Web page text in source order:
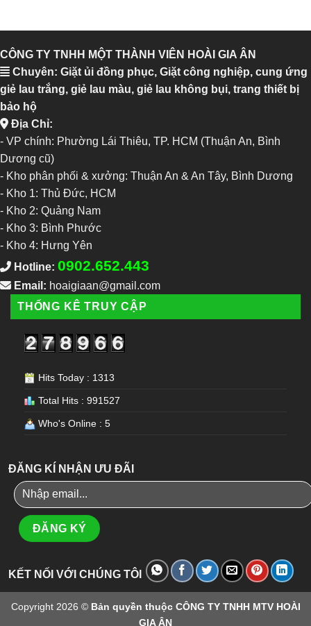
CÔNG TY TNHH MỘT THÀNH VIÊN HOÀI GIA ÂN
Chuyên: Giặt ủi đồng phục, Giặt công nghiệp, cung ứng
giẻ lau trắng, giẻ lau màu, giẻ lau không bụi, trang thiết bị
bảo hộ
Địa Chỉ:
- VP chính: Phường Lái Thiêu, TP. HCM (Thuận An, Bình
Dương cũ)
- Kho phân phối & xưởng: Thuận An & An Tây, Bình Dương
- Kho 1: Thủ Đức, HCM
- Kho 2: Quảng Nam
- Kho 3: Bình Phước
- Kho 4: Hưng Yên
Hotline: 0902.652.443
Email: hoaigiaan@gmail.com
THỐNG KÊ TRUY CẬP
Hits Today : 1313
Total Hits : 991527
Who's Online : 5
ĐĂNG KÍ NHẬN ƯU ĐÃI
KẾT NỐI VỚI CHÚNG TÔI
Copyright 2026 © Bản quyền thuộc CÔNG TY TNHH MTV HOÀI
GIA ÂN